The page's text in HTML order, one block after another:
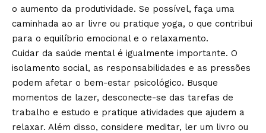
o aumento da produtividade. Se possível, faça uma
caminhada ao ar livre ou pratique yoga, o que contribui
para o equilíbrio emocional e o relaxamento.
Cuidar da saúde mental é igualmente importante. O
isolamento social, as responsabilidades e as pressões
podem afetar o bem-estar psicológico. Busque
momentos de lazer, desconecte-se das tarefas de
trabalho e estudo e pratique atividades que ajudem a
relaxar. Além disso, considere meditar, ler um livro ou